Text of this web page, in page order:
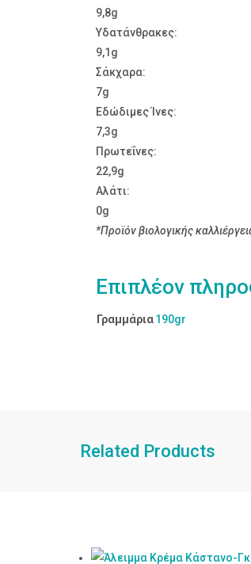
9,8g
Υδατάνθρακες:
9,1g
Σάκχαρα:
7g
Εδώδιμες Ίνες:
7,3g
Πρωτεΐνες:
22,9g
Αλάτι:
0g
*Προϊόν βιολογικής
Επιπλέον
Γραμμάρια 190gr
Related Products